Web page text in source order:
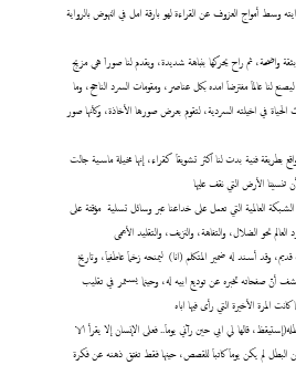
وسط أمواج العزوف عن القراءة لهو بارقة امل في النهوض بالرواية
واضحة، ثم راح يحركها بنباهة شديدة، ويقدم لنا صوراَ هي مزيج
لنا عالماَ مفترضاَ امده بكل عناصر، ومقومات السرد الناجح، وما
في اخيلته السردية، لتقوم بعرض صورها الأخاذة، وكأنها صور
بطريقة فنية بدت لنا اكثر تشويقاَ كقراء، إنها مخيلة ماسية جالت
الأرض التي نقف عليها
الشبكة العالمية التي تعمل على خداعنا عبر وسائل تسلية مؤقتة على
نحو الضلال، والتفاهة، والنزيف، والتقليد الأعمى
وقد أسند له ضمير المتكلم (انا) ليمنحه زخماَ عاطفياَ، وتاريخ
الكتاب في العام ٢٠٤٠، ليكتشف أنّ صفحاته تخبره عن توديع ابيه له، وحينما يستمر في تقليب
المرة الأخيرة التي رأى فيها اباه
البطل لم يكن يوماَ كاتباَ للقصص، حينها فقط تفتق ذهنه عن فكرة